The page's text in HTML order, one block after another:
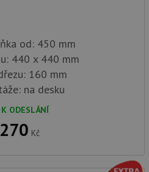
od: 450 mm
440 x 440 mm
160 mm
na desku
ODESLÁNÍ
Kč